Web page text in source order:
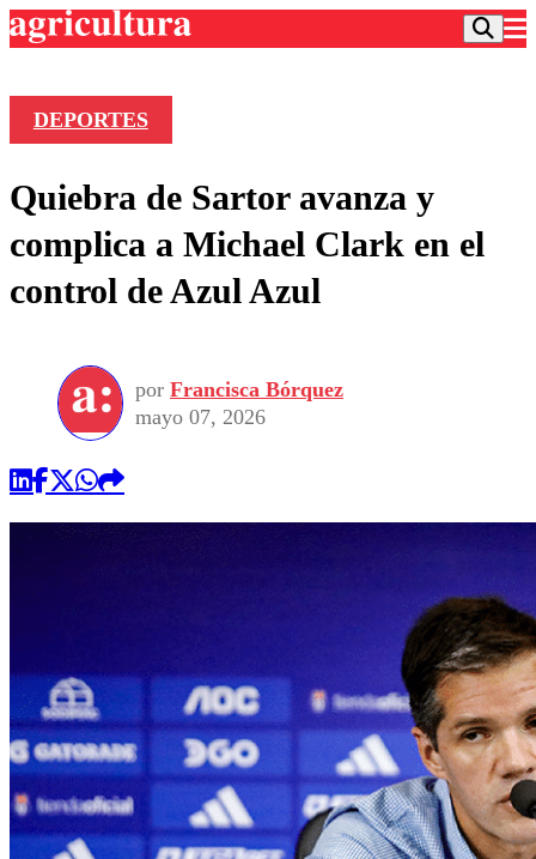
Frecuencias
Agricultura TV
Deportes
Colo Colo
Seleccion Chilena
Torneo Internacional
Universidad de Chile
Entretención
Economía
Internacional
Sustentabilidad
Publicaciones en medios
Opinión
DEPORTES
Quiebra de Sartor avanza y
complica a Michael Clark en el
control de Azul Azul
por Francisca Bórquez
mayo 07, 2026